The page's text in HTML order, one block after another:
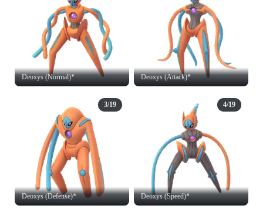
Deoxys (Normal)* Deoxys (Attack)*
Deoxys (Defense)*
3/19
Deoxys (Speed)*
4/19